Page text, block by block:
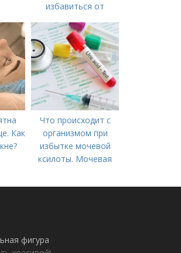
избавиться от
косметологические
процедуры
Как
Что происходит с
организмом при
избытке мочевой
ксилоты. Мочевая
норма и отклонения
фигура